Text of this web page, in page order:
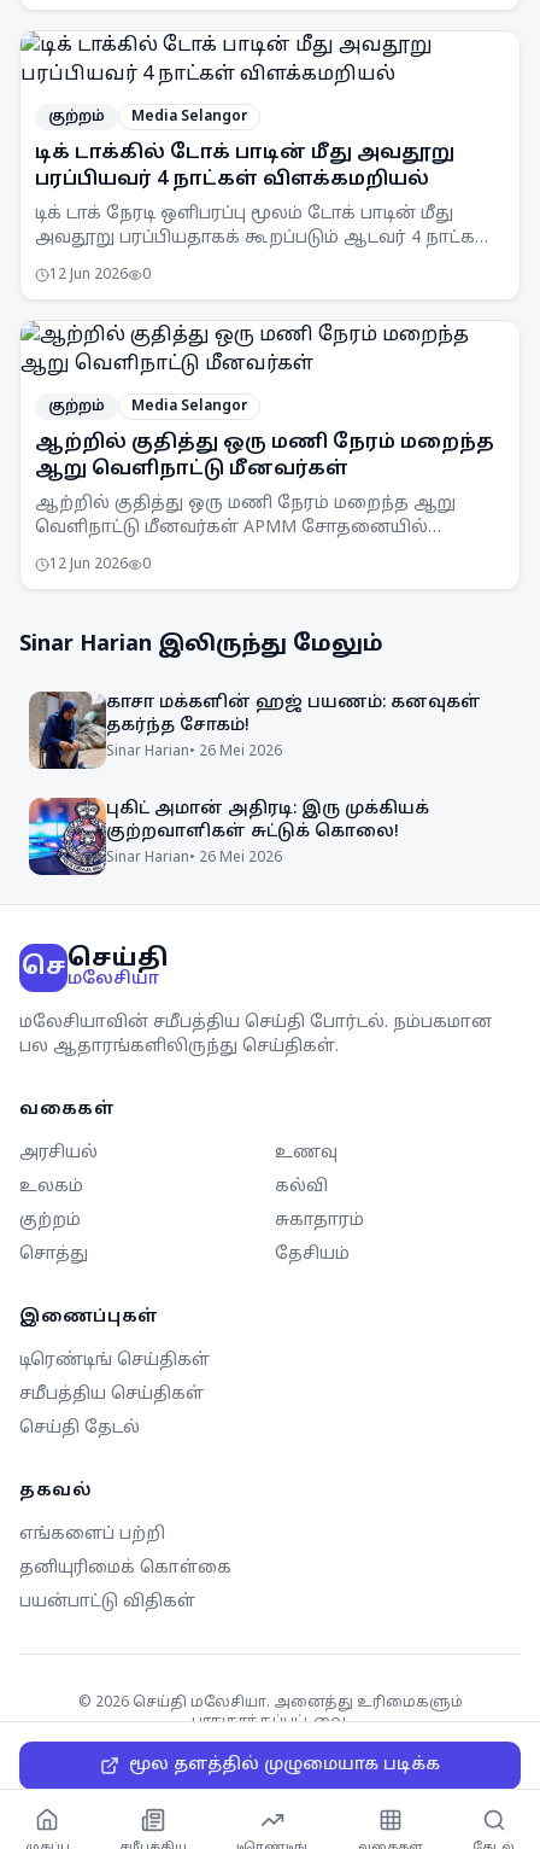
குற்றம் Media Selangor
டிக் டாக்கில் டோக் பாடின் மீது அவதூறு
பரப்பியவர் 4 நாட்கள் விளக்கமறியல்
டிக் டாக் நேரடி ஒளிபரப்பு மூலம் டோக் பாடின் மீது
அவதூறு பரப்பியதாகக் கூறப்படும் ஆடவர் 4 நாட்கள்
12 Jun 2026 0
குற்றம் Media Selangor
ஆற்றில் குதித்து ஒரு மணி நேரம் மறைந்த
ஆறு வெளிநாட்டு மீனவர்கள்
ஆற்றில் குதித்து ஒரு மணி நேரம் மறைந்த ஆறு
வெளிநாட்டு மீனவர்கள் APMM சோதனையில்
எதிராக APMM தொடர்ந்து கண்காணிப்பு
12 Jun 2026 0
Sinar Harian இலிருந்து மேலும்
காசா மக்களின் ஹஜ் பயணம்: கனவுகள்
தகர்ந்த சோகம்!
Sinar Harian• 26 Mei 2026
புகிட் அமான் அதிரடி: இரு முக்கியக்
குற்றவாளிகள் சுட்டுக் கொலை!
Sinar Harian• 26 Mei 2026
மூல தளத்தில் முழுமையாக படிக்க
செசெய்தி
மலேசியா
மலேசியாவின் சமீபத்திய செய்தி போர்டல். நம்பகமான
பல ஆதாரங்களிலிருந்து செய்திகள்.
வகைகள்
அரசியல்
உணவு
உலகம்
கல்வி
குற்றம்
சுகாதாரம்
சொத்து
தேசியம்
இணைப்புகள்
டிரெண்டிங் செய்திகள்
சமீபத்திய செய்திகள்
செய்தி தேடல்
தகவல்
எங்களைப் பற்றி
தனியுரிமைக் கொள்கை
பயன்பாட்டு விதிகள்
© 2026செய்தி மலேசியா. அனைத்து உரிமைகளும்
பாதுகாக்கப்பட்டவை.